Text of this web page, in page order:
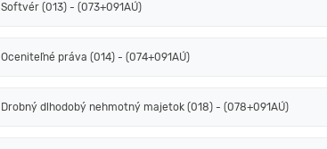
Softvér (013) - (073+091AÚ)
Oceniteľné práva (014) - (074+091AÚ)
Drobný dlhodobý nehmotný majetok (018) - (078+091AÚ)